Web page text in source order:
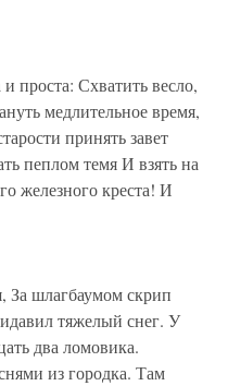
проста: Схватить весло,
медлительное время,
принять завет
пеплом темя И взять на
железного креста! И
шлагбаумом скрип
тяжелый снег. У
два ломовика.
из городка. Там